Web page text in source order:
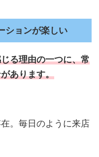
ョンが楽しい
る理由の一つに、常
あります。
。毎日のように来店